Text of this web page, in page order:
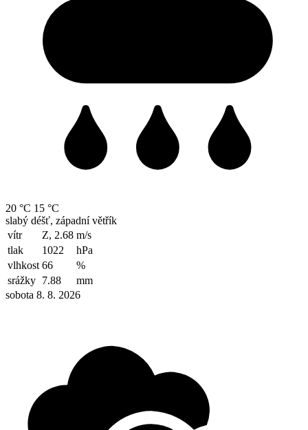
20 °C 15 °C
slabý déšť, západní větřík
vítr
Z, 2.68 m/s
tlak
1022
hPa
vlhkost 66
%
srážky 7.88
mm
sobota 8. 8. 2026